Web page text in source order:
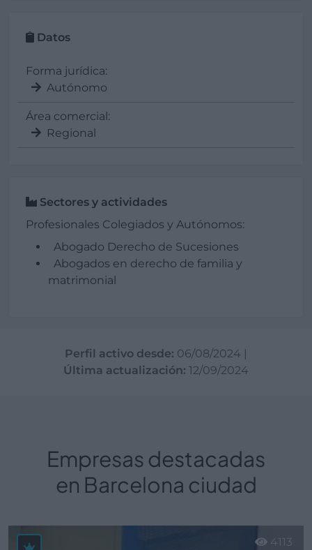
Datos
Forma jurídica:
Autónomo
Área comercial:
Regional
Sectores y actividades
Profesionales Colegiados y Autónomos:
Abogado Derecho de Sucesiones
Abogados en derecho de familia y
matrimonial
Perfil activo desde: 06/08/2024
Última actualización: 12/09/2024
Empresas destacadas
en Barcelona ciudad
4113